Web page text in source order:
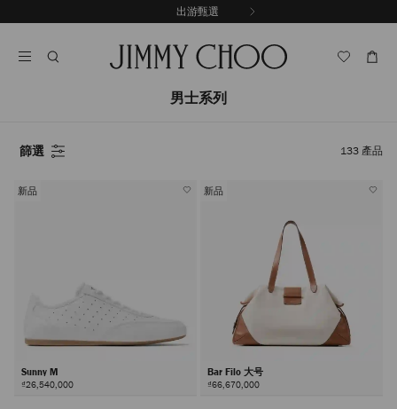
至
出游甄選
男士系列
篩選 133 產品
新品
Sunny M
₫26,540,000
新品
Bar Filo 大号
₫66,670,000